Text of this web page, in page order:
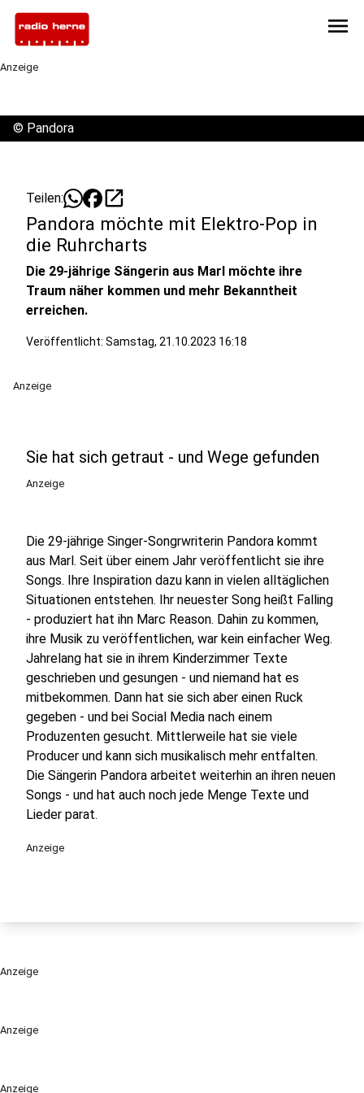
menu
Anzeige
Anzeige
Anzeige
© Pandora
Teilen: open_in_new
Pandora möchte mit Elektro-Pop in
die Ruhrcharts
Die 29-jährige Sängerin aus Marl möchte ihre
Traum näher kommen und mehr Bekanntheit
erreichen.
Veröffentlicht: Samstag, 21.10.2023 16:18
Anzeige
Sie hat sich getraut - und Wege gefunden
Anzeige
Die 29-jährige Singer-Songrwriterin Pandora kommt
aus Marl. Seit über einem Jahr veröffentlicht sie ihre
Songs. Ihre Inspiration dazu kann in vielen alltäglichen
Situationen entstehen. Ihr neuester Song heißt Falling
- produziert hat ihn Marc Reason. Dahin zu kommen,
ihre Musik zu veröffentlichen, war kein einfacher Weg.
Jahrelang hat sie in ihrem Kinderzimmer Texte
geschrieben und gesungen - und niemand hat es
mitbekommen. Dann hat sie sich aber einen Ruck
gegeben - und bei Social Media nach einem
Produzenten gesucht. Mittlerweile hat sie viele
Producer und kann sich musikalisch mehr entfalten.
Die Sängerin Pandora arbeitet weiterhin an ihren neuen
Songs - und hat auch noch jede Menge Texte und
Lieder parat.
Anzeige
Anzeige